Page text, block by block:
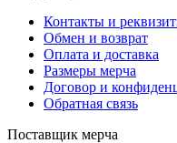
Контакты и
Обмен и возврат
Оплата и доставка
Размеры мерча
Договор и
Обратная связь
Поставщик мерча